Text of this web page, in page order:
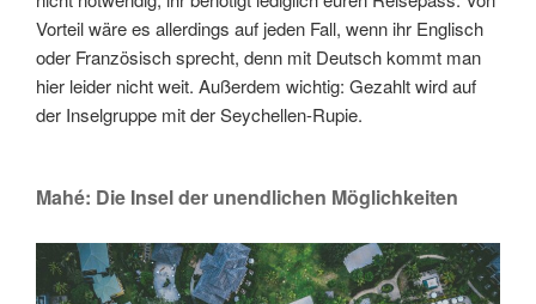
Vorteil wäre es allerdings auf jeden Fall, wenn ihr Englisch
oder Französisch sprecht, denn mit Deutsch kommt man
hier leider nicht weit. Außerdem wichtig: Gezahlt wird auf
der Inselgruppe mit der Seychellen-Rupie.
Mahé: Die Insel der unendlichen Möglichkeiten